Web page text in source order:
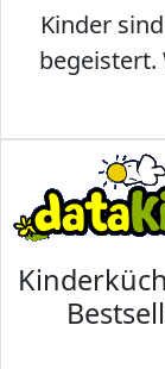
Kinder
begeistert.